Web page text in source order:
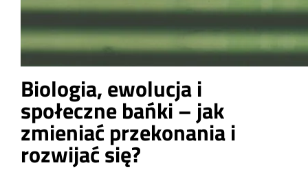
Biologia, ewolucja i
społeczne bańki – jak
zmieniać przekonania i
rozwijać się?